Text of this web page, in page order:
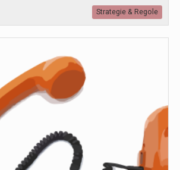
Strategie & Regole